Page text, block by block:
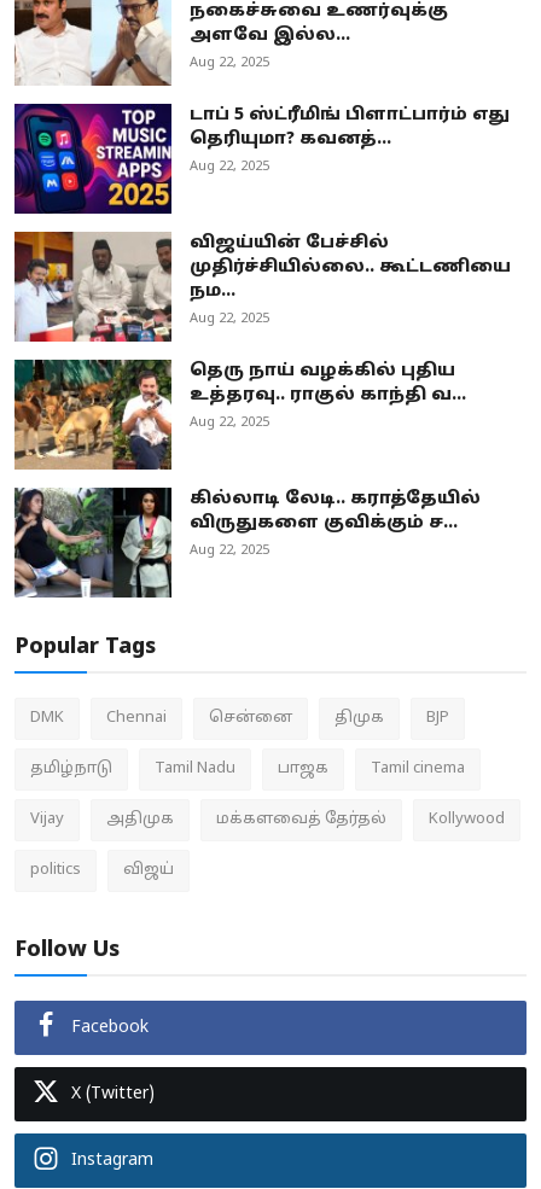
நகைச்சுவை உணர்வுக்கு
அளவே இல்ல...
Aug 22, 2025
டாப் 5 ஸ்ட்ரீமிங் பிளாட்பார்ம் எது
தெரியுமா? கவனத்...
Aug 22, 2025
விஜய்யின் பேச்சில்
முதிர்ச்சியில்லை.. கூட்டணியை
நம...
Aug 22, 2025
தெரு நாய் வழக்கில் புதிய
உத்தரவு.. ராகுல் காந்தி வ...
Aug 22, 2025
கில்லாடி லேடி.. கராத்தேயில்
விருதுகளை குவிக்கும் ச...
Aug 22, 2025
Popular Tags
DMK Chennai சென்னை திமுக BJP
தமிழ்நாடு Tamil Nadu பாஜக Tamil cinema
Vijay அதிமுக மக்களவைத் தேர்தல் Kollywood
politics விஜய்
Follow Us
Facebook
X (Twitter)
Instagram